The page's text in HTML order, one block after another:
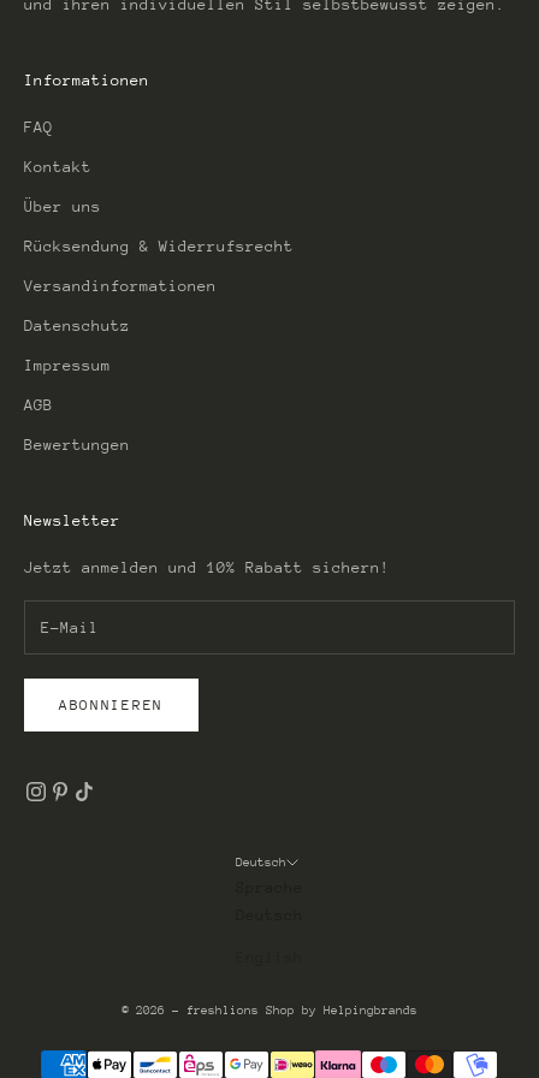
und ihren individuellen Stil selbstbewusst zeigen.
Informationen
FAQ
Kontakt
Über uns
Rücksendung & Widerrufsrecht
Versandinformationen
Datenschutz
Impressum
AGB
Bewertungen
Newsletter
Jetzt anmelden und 10% Rabatt sichern!
ABONNIEREN
Deutsch
© 2026 - freshlions Shop by Helpingbrands